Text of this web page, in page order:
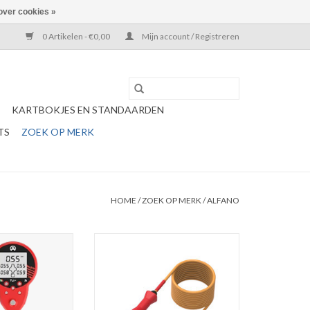
0 Artikelen - €0,00 Mijn account / Registreren
KARTBOKJES EN STANDAARDEN
ZOEK OP MERK
HOME /ZOEK OP MERK/ALFANO
meter JR 2 -
WINKELWAGEN
“NTC” technology extension cable
to connect all “NTC” technology
sensors
cookies »